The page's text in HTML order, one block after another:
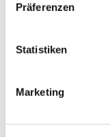
Präferenzen
Statistiken
Marketing